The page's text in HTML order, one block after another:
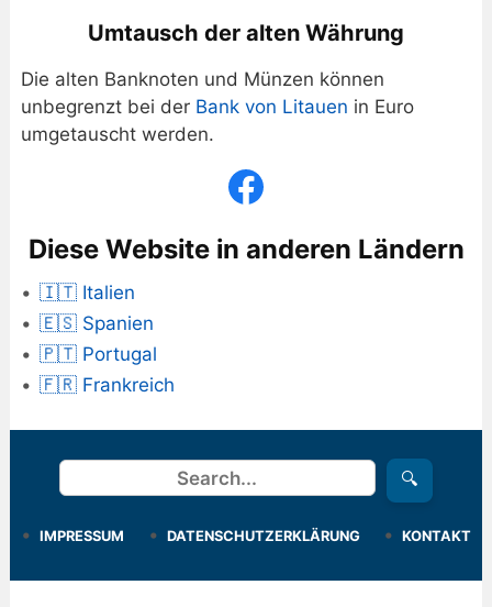
Umtausch der alten Währung
Die alten Banknoten und Münzen können
unbegrenzt bei der Bank von Litauen in Euro
umgetauscht werden.
Diese Website in anderen Ländern
🇮🇹 Italien
🇪🇸 Spanien
🇵🇹 Portugal
🇫🇷 Frankreich
Suchen 🔍
IMPRESSUM DATENSCHUTZERKLÄRUNG KONTAKT